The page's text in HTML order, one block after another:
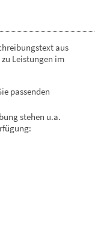
aus
Leistungen im
passenden
stehen u.a.